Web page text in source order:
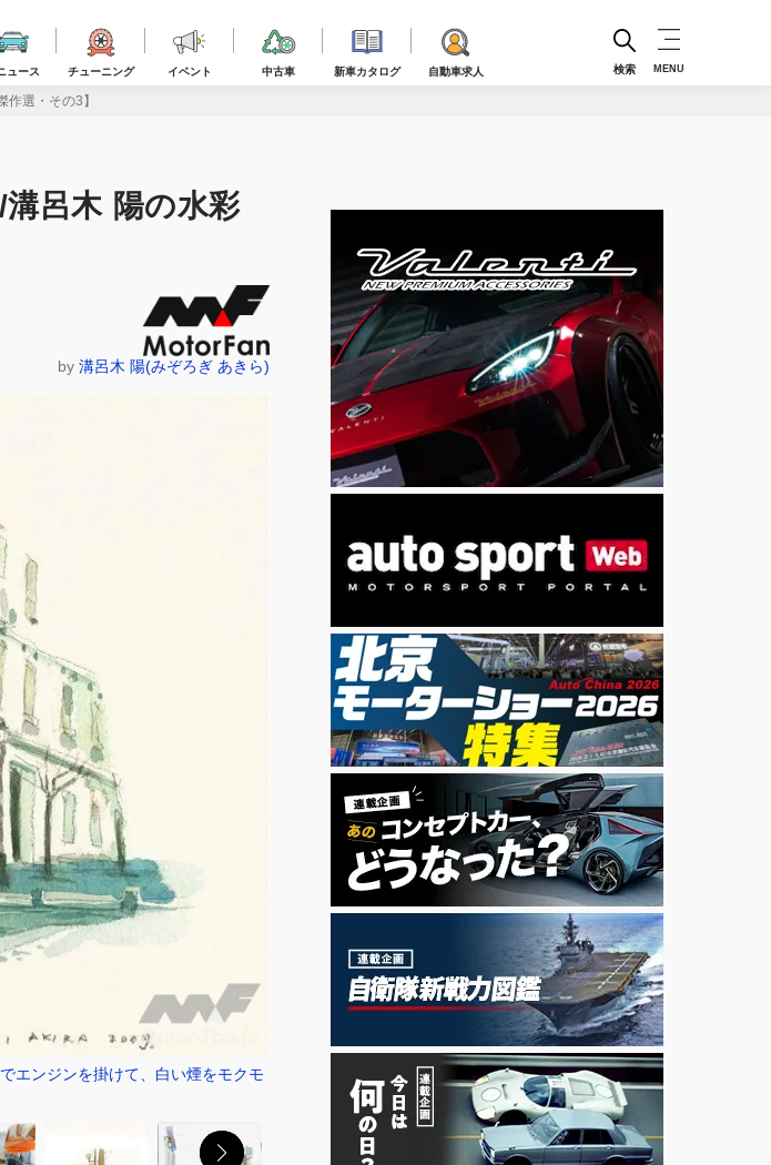
ュース チューニング イベント 中古車 新車カタログ 自動車求人 検索 MENU
選・その3】
呂木 陽の水彩
by 溝呂木 陽(みぞろぎ あきら)
エンジンを掛けて、白い煙をモクモ